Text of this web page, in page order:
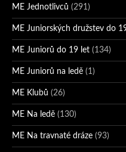
ME Jednotlivců (291)
ME Juniorských družstev do
ME Juniorů do 19 let (134)
ME Juniorů na ledě (1)
ME Klubů (26)
ME Na ledě (130)
ME Na travnaté dráze (93)